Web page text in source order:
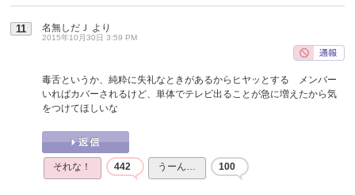
11 名無しだＪ より
2015年10月30日 3:59 PM
毒舌というか、純粋に失礼なときがあるからヒヤッとする メンバー
いればカバーされるけど、単体でテレビ出ることが急に増えたから気
をつけてほしいな
それな！ 442 うーん… 100